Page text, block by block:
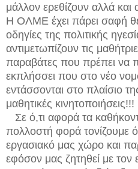
μάλλον ερεθίζουν αλλά
Η ΟΛΜΕ έχει πάρει σαφή
οδηγίες της πολιτικής
αντιμετωπίζουν τις
παραβάτες που πρέπει να
εκπλήσσει που στο νέο
εντάσσονται στο πλαίσιο
μαθητικές κινητοποιήσεις!!!
Σε ό,τι αφορά τα
πολλοστή φορά τονίζουμε
εργασιακό μας χώρο και
εφόσον μας ζητηθεί με τον